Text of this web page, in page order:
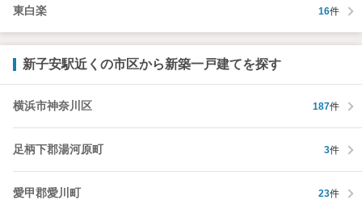
東白楽 16件
新子安駅近くの市区から新築一戸建てを探す
横浜市神奈川区 187件
足柄下郡湯河原町 3件
愛甲郡愛川町 23件